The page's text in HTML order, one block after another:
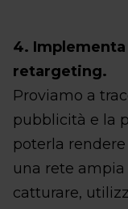
4.
retargeting.
Proviamo a
pubblicità e la
poterla
una rete
catturare,